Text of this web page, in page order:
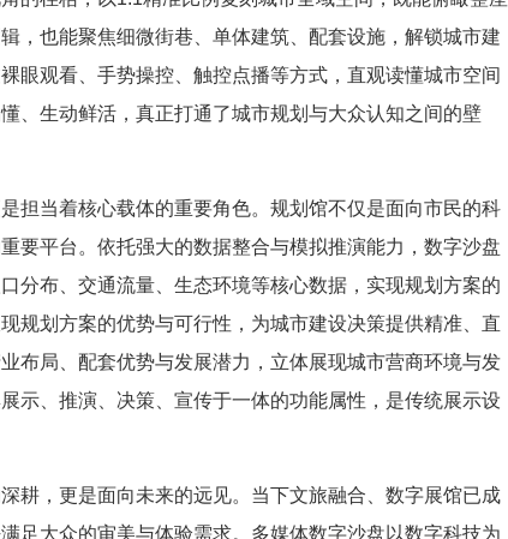
，也能聚焦细微街巷、单体建筑、配套设施，解锁城市建
眼观看、手势操控、触控点播等方式，直观读懂城市空间
、生动鲜活，真正打通了城市规划 与大众认知之间的壁
担当着核心载体的重要角色。 规划馆不仅是面向市民的科
要平台。依托强大的数据整合与模拟推演能力， 数字沙盘
分布、交通流量、生态环境等核心数据，实现规划方案的
规划方案的优势与可行性，为城市建设决策提供精准、直
布局、配套优势与发展潜力，立体展现城市营商环境与发
示、推演、决策、宣传于一体的功能属性，是传统展示设
耕，更是面向未来的远见。 当下文旅融合、 数字展馆已成
足大众的审美与体验需求。 多媒体数字沙盘 以数字科技为